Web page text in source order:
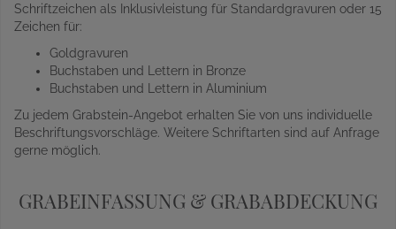
Schriftzeichen als Inklusivleistung für Standardgravuren oder 15
Zeichen für:
Goldgravuren
Buchstaben und Lettern in Bronze
Buchstaben und Lettern in Aluminium
Zu jedem Grabstein-Angebot erhalten Sie von uns individuelle
Beschriftungsvorschläge. Weitere Schriftarten sind auf Anfrage
gerne möglich.
GRABEINFASSUNG & GRABABDECKUNG